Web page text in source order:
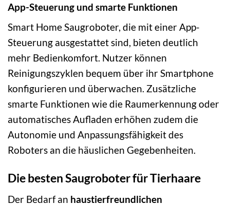
App-Steuerung und smarte Funktionen
Smart Home Saugroboter, die mit einer App-
Steuerung ausgestattet sind, bieten deutlich
mehr Bedienkomfort. Nutzer können
Reinigungszyklen bequem über ihr Smartphone
konfigurieren und überwachen. Zusätzliche
smarte Funktionen wie die Raumerkennung oder
automatisches Aufladen erhöhen zudem die
Autonomie und Anpassungsfähigkeit des
Roboters an die häuslichen Gegebenheiten.
Die besten Saugroboter für Tierhaare
Der Bedarf an haustierfreundlichen